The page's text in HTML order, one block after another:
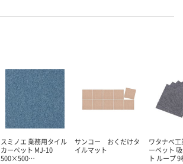
スミノエ 業務用タイル
カーペット MJ-10
500×500…
サンコー おくだけタ
イルマット
ワタナベ
ーペット
ト ループ